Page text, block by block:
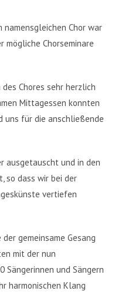
namensgleichen Chor war
mögliche Chorseminare
Chores sehr herzlich
Mittagessen konnten
uns für die anschließende
ausgetauscht und in den
so dass wir bei der
vertiefen
gemeinsame Gesang
mit der nun
und Sängern
harmonischen Klang